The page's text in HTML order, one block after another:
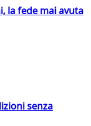
la fede mai avuta
senza